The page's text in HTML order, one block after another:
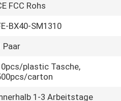
FCC Rohs
BX40-SM1310
Paar
plastic Tasche,
carton
1-3 Arbeitstage